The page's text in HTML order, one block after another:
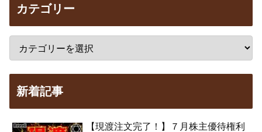
カテゴリー
新着記事
【現渡注文完了！】７月株主優待権利